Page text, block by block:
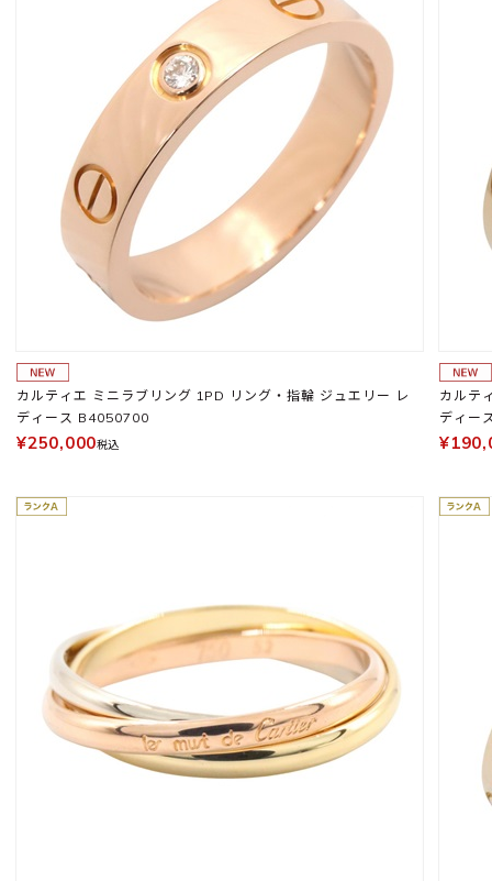
カルティエ ミニラブリング 1PD リング・指輪 ジュエリー レ
ディース B4050700
¥250,000税込
カルテ
ディー